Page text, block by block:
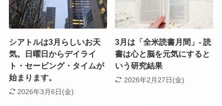
シアトルは3月らしいお天
気。日曜日からデイライ
ト・セービング・タイムが
始まります。
2026年3月6日(金)
3月は「全米読書月間」- 読
書は心と脳を元気にすると
いう研究結果
2026年2月27日(金)